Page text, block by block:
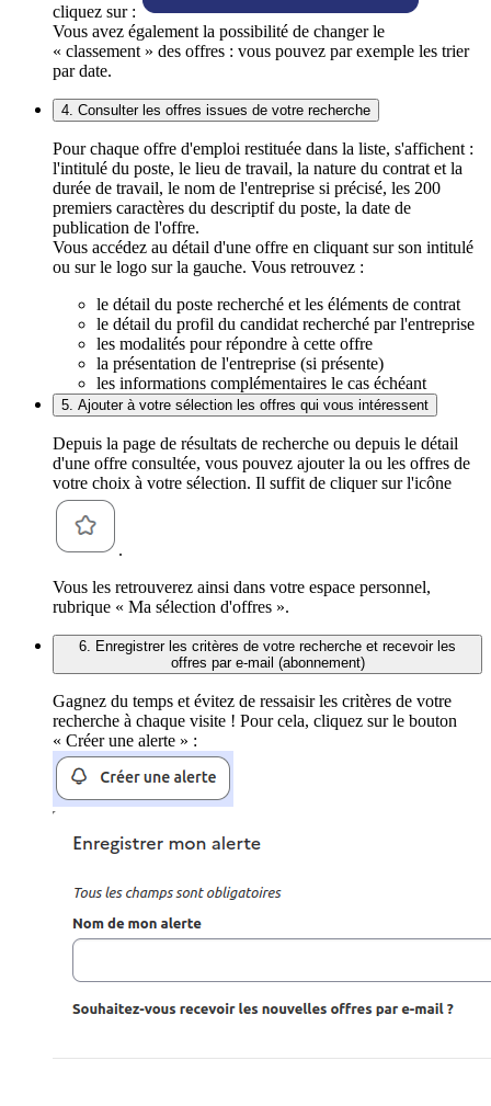
cliquez sur :
Vous avez également la possibilité de changer le
« classement » des offres : vous pouvez par exemple les trier
par date.
4. Consulter les offres issues de votre recherche
Pour chaque offre d'emploi restituée dans la liste, s'affichent :
l'intitulé du poste, le lieu de travail, la nature du contrat et la
durée de travail, le nom de l'entreprise si précisé, les 200
premiers caractères du descriptif du poste, la date de
publication de l'offre.
Vous accédez au détail d'une offre en cliquant sur son intitulé
ou sur le logo sur la gauche. Vous retrouvez :
le détail du poste recherché et les éléments de contrat
le détail du profil du candidat recherché par l'entreprise
les modalités pour répondre à cette offre
la présentation de l'entreprise (si présente)
les informations complémentaires le cas échéant
5. Ajouter à votre sélection les offres qui vous intéressent
Depuis la page de résultats de recherche ou depuis le détail
d'une offre consultée, vous pouvez ajouter la ou les offres de
votre choix à votre sélection. Il suffit de cliquer sur l'icône
.
Vous les retrouverez ainsi dans votre espace personnel,
rubrique « Ma sélection d'offres ».
6. Enregistrer les critères de votre recherche et recevoir les
offres par e-mail (abonnement)
Gagnez du temps et évitez de ressaisir les critères de votre
recherche à chaque visite ! Pour cela, cliquez sur le bouton
« Créer une alerte » :